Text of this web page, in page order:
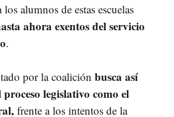
alumnos de estas escuelas
ahora exentos del servicio
.
por la coalición busca así
legislativo como el
frente a los intentos de la